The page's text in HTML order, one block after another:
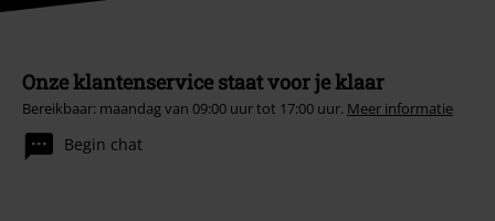
Onze klantenservice staat voor je klaar
Bereikbaar: maandag van 09:00 uur tot 17:00 uur. Meer informatie
Begin chat